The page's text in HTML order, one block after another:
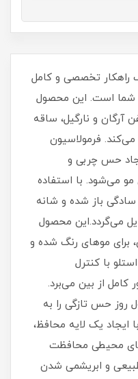
راهکار تخصصی و کامل
شما است. این محصول
آرگان و نارگیل، ساقه
فرمولاسیون
حس چربی و
می‌شود. با استفاده
سادگی باز شده و شانه
می‌گردد.این محصول
برای موهای رنگ‌ شده و
با کنترل
کامل از بین می‌برد.
روز حس تازگی را به
یک لایه محافظ،
محیطی محافظت
و ابریشمی شدن